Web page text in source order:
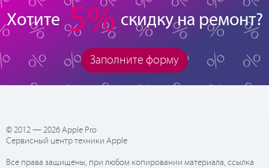
Хотите 5% скидку на ремонт?
Заполните форму
© 2012 — 2026 Apple Pro
Сервисный центр техники Apple
Все права защищены, при любом копировании материала, ссылка